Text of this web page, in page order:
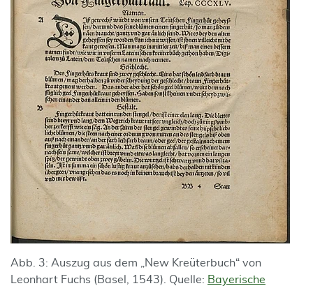
Abb. 3: Auszug aus dem „New Kreüterbuch“ von
Leonhart Fuchs (Basel, 1543). Quelle: Bayerische